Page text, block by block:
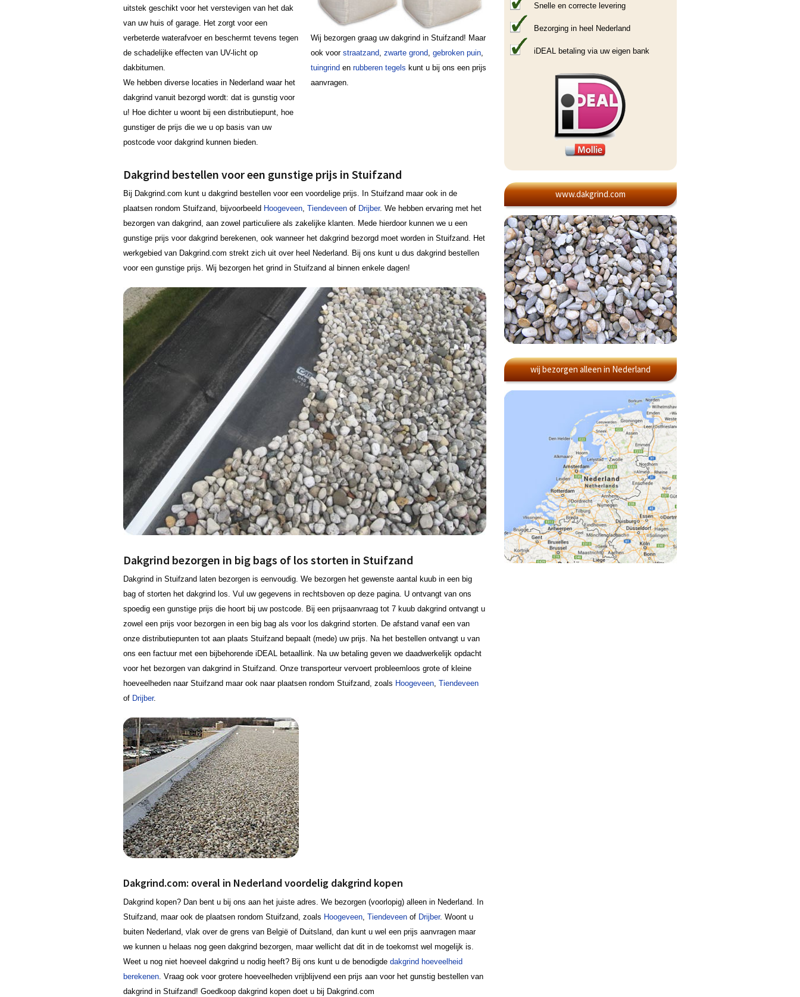
uitstek geschikt voor het verstevigen van het dak
van uw huis of garage. Het zorgt voor een
verbeterde waterafvoer en beschermt tevens tegen
de schadelijke effecten van UV-licht op
dakbitumen.
We hebben diverse locaties in Nederland waar het
dakgrind vanuit bezorgd wordt: dat is gunstig voor
u! Hoe dichter u woont bij een distributiepunt, hoe
gunstiger de prijs die we u op basis van uw
postcode voor dakgrind kunnen bieden.
Wij bezorgen graag uw dakgrind in Stuifzand! Maar
ook voor straatzand, zwarte grond, gebroken puin,
tuingrind en rubberen tegels kunt u bij ons een prijs
aanvragen.
Dakgrind bestellen voor een gunstige prijs in Stuifzand
Bij Dakgrind.com kunt u dakgrind bestellen voor een voordelige prijs. In Stuifzand maar ook in de
plaatsen rondom Stuifzand, bijvoorbeeld Hoogeveen, Tiendeveen of Drijber. We hebben ervaring met het
bezorgen van dakgrind, aan zowel particuliere als zakelijke klanten. Mede hierdoor kunnen we u een
gunstige prijs voor dakgrind berekenen, ook wanneer het dakgrind bezorgd moet worden in Stuifzand. Het
werkgebied van Dakgrind.com strekt zich uit over heel Nederland. Bij ons kunt u dus dakgrind bestellen
voor een gunstige prijs. Wij bezorgen het grind in Stuifzand al binnen enkele dagen!
Dakgrind bezorgen in big bags of los storten in Stuifzand
Dakgrind in Stuifzand laten bezorgen is eenvoudig. We bezorgen het gewenste aantal kuub in een big
bag of storten het dakgrind los. Vul uw gegevens in rechtsboven op deze pagina. U ontvangt van ons
spoedig een gunstige prijs die hoort bij uw postcode. Bij een prijsaanvraag tot 7 kuub dakgrind ontvangt u
zowel een prijs voor bezorgen in een big bag als voor los dakgrind storten. De afstand vanaf een van
onze distributiepunten tot aan plaats Stuifzand bepaalt (mede) uw prijs. Na het bestellen ontvangt u van
ons een factuur met een bijbehorende iDEAL betaallink. Na uw betaling geven we daadwerkelijk opdacht
voor het bezorgen van dakgrind in Stuifzand. Onze transporteur vervoert probleemloos grote of kleine
hoeveelheden naar Stuifzand maar ook naar plaatsen rondom Stuifzand, zoals Hoogeveen, Tiendeveen
of Drijber.
Dakgrind.com: overal in Nederland voordelig dakgrind kopen
Dakgrind kopen? Dan bent u bij ons aan het juiste adres. We bezorgen (voorlopig) alleen in Nederland. In
Stuifzand, maar ook de plaatsen rondom Stuifzand, zoals Hoogeveen, Tiendeveen of Drijber. Woont u
buiten Nederland, vlak over de grens van België of Duitsland, dan kunt u wel een prijs aanvragen maar
we kunnen u helaas nog geen dakgrind bezorgen, maar wellicht dat dit in de toekomst wel mogelijk is.
Weet u nog niet hoeveel dakgrind u nodig heeft? Bij ons kunt u de benodigde dakgrind hoeveelheid
berekenen. Vraag ook voor grotere hoeveelheden vrijblijvend een prijs aan voor het gunstig bestellen van
dakgrind in Stuifzand! Goedkoop dakgrind kopen doet u bij Dakgrind.com
Snelle en correcte levering
Bezorging in heel Nederland
iDEAL betaling via uw eigen bank
www.dakgrind.com
wij bezorgen alleen in Nederland